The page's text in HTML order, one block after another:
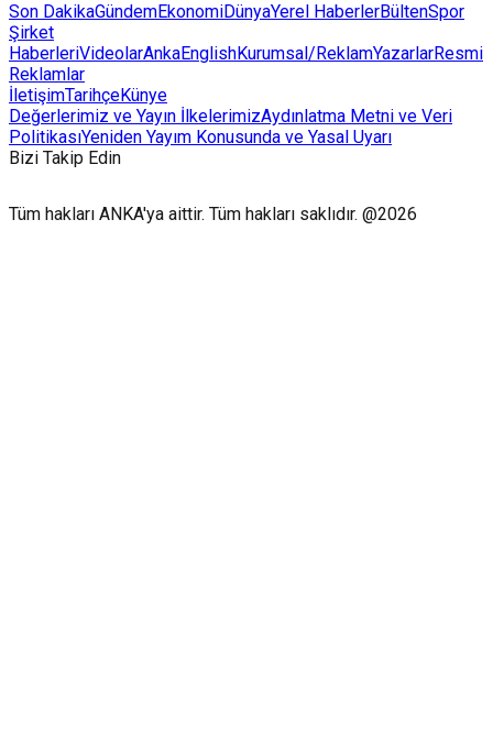
Son DakikaGündemEkonomiDünyaYerel HaberlerBültenSpor
Şirket
HaberleriVideolarAnkaEnglishKurumsal/ReklamYazarlarResmi
Reklamlar
İletişimTarihçeKünye
Değerlerimiz ve Yayın İlkelerimizAydınlatma Metni ve Veri
PolitikasıYeniden Yayım Konusunda ve Yasal Uyarı
Bizi Takip Edin
Tüm hakları ANKA'ya aittir. Tüm hakları saklıdır. @2026